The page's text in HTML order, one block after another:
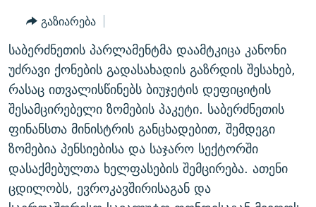
60 ᲓᲔᲪᲘᲑᲔᲚᲘ
ᲒᲐᲜᲙᲘᲗᲮᲕᲘᲡ ᲓᲦᲔ
ᲓᲘᲚᲘᲡ ᲡᲐᲣᲑᲠᲔᲑᲘ
ᲛᲝᲚᲐᲞᲐᲠᲐᲙᲔ ᲢᲔᲥᲡᲢᲔᲑᲘ
ᲨᲘᲜ - ᲣᲪᲮᲝᲔᲗᲨᲘ
ᲚᲘᲢᲔᲠᲐᲢᲣᲠᲣᲚᲘ ᲬᲐᲮᲜᲐᲒᲔᲑᲘ
ᲤᲔᲜᲝᲕᲐᲜᲘ - 2.10
ᲗᲥᲕᲔᲜᲘ ᲞᲣᲑᲚᲘᲙᲐᲪᲘᲔᲑᲘ
ᲞᲠᲝᲔᲥᲢᲔᲑᲘ
ᲣᲙᲠᲐᲘᲜᲐᲨᲘ ᲓᲐᲦᲣᲞᲣᲚᲘ ᲥᲐᲠᲗᲕᲔᲚᲘ ᲛᲔᲑᲠᲫᲝᲚᲔᲑᲘ - 2022
ᲓᲐᲛᲝᲣᲙᲘᲓᲔᲑᲚᲝᲑᲘᲡ 100 ᲬᲔᲚᲘ
ᲩᲔᲛᲘ ᲡᲘᲙᲕᲓᲘᲚᲘᲡ ᲛᲘᲖᲔᲖᲘᲐ COVID-19
11 ᲬᲔᲚᲘ - 11 ᲐᲛᲑᲐᲕᲘ
ᲡᲐᲞᲐᲠᲚᲐᲛᲔᲜᲢᲝ ᲐᲠᲩᲔᲕᲜᲔᲑᲘᲡ ᲘᲡᲢᲝᲠᲘᲐ
ЭХО КАВКАЗА
ᲒᲐᲛᲝᲘᲬᲔᲠᲔ
გაზიარება
საბერძნეთის პარლამენტმა დაამტკიცა კანონი
უძრავი ქონების გადასახადის გაზრდის შესახებ,
რასაც ითვალისწინებს ბიუჯეტის დეფიციტის
შესამცირებელი ზომების პაკეტი. საბერძნეთის
ფინანსთა მინისტრის განცხადებით, შემდეგი
ზომებია პენსიებისა და საჯარო სექტორში
დასაქმებულთა ხელფასების შემცირება. ათენი
ცდილობს, ევროკავშირისაგან და